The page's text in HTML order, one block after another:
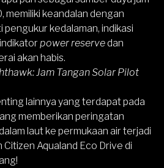
memiliki keandalan dengan
kedalaman, indikasi
power reservedan
akan habis.
Jam Tangan Solar Pilot
lainnya yang terdapat pada
memberikan peringatan
laut ke permukaan air terjadi
Aqualand Eco Drive di